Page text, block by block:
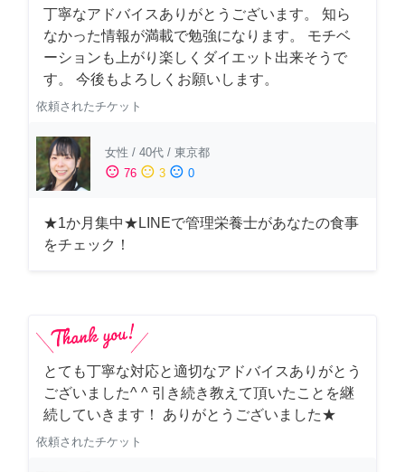
丁寧なアドバイスありがとうございます。 知ら
なかった情報が満載で勉強になります。 モチベ
ーションも上がり楽しくダイエット出来そうで
す。 今後もよろしくお願いします。
依頼されたチケット
女性 / 40代 / 東京都
sentiment_satisfied 76 sentiment_neutral 3 sentiment_dissatisfied 0
★1か月集中★LINEで管理栄養士があなたの食事
をチェック！
とても丁寧な対応と適切なアドバイスありがとう
ございました^ ^ 引き続き教えて頂いたことを継
続していきます！ ありがとうございました★
依頼されたチケット